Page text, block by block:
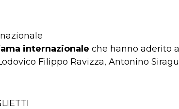
internazionale che hanno aderito
Filippo Ravizza, Antonino